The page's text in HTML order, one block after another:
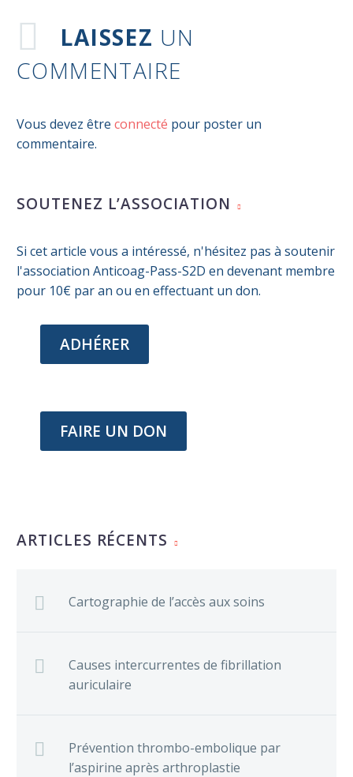
embolique veineuse viennent…
LAISSEZ UN
COMMENTAIRE
Vous devez être connecté pour poster un
commentaire.
SOUTENEZ L’ASSOCIATION
Si cet article vous a intéressé, n'hésitez pas à soutenir
l'association Anticoag-Pass-S2D en devenant membre
pour 10€ par an ou en effectuant un don.
ADHÉRER
FAIRE UN DON
ARTICLES RÉCENTS
Cartographie de l’accès aux soins
Causes intercurrentes de fibrillation
auriculaire
Prévention thrombo-embolique par
l’aspirine après arthroplastie